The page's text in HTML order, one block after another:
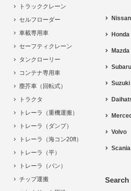
トラッククレーン
セルフローダー
車載専用車
セーフティクレーン
タンクローリー
コンテナ専用車
塵芥車（回転式）
トラクタ
トレーラ（重機運搬）
トレーラ（ダンプ）
トレーラ（海コン20ft）
トレーラ（平）
トレーラ（バン）
チップ運搬
Nissan
Honda
Mazda
Subaru
Suzuki
Volvo
Scania
Search